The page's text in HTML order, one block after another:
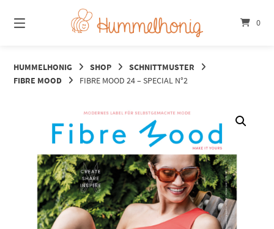
zum
Inhalt
0
HUMMELHONIG SHOP
SCHNITTMUSTER
FIBRE MOOD
FIBRE MOOD 24 – SPECIAL N°2